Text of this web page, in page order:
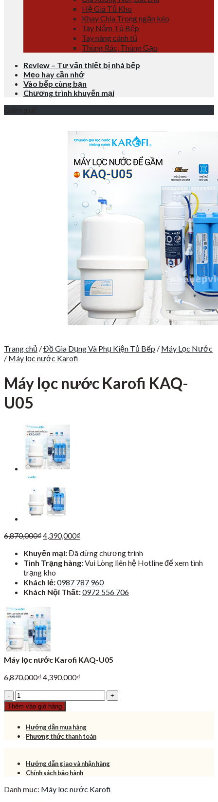
Hệ Giá Tủ Kho
Khay Chia Trong ngăn kéo
Tay Nắm Tủ Bếp
Tay nâng cánh tủ
Thùng Rác, Thùng Gạo
Review – Tư vấn thiết bị nhà bếp
Mẹo hay cần nhớ
Vào bếp cùng bạn
Chương trình khuyến mại
Trang chủ /Đồ Gia Dụng Và Phụ Kiện Tủ Bếp / Máy Lọc Nước
/ Máy lọc nước Karofi
Máy lọc nước Karofi KAQ-
U05
6,870,000₫Giá
là:
6,870,000₫.
4,390,000₫
tại
là:
Khuyến mại:Đã dừng chương trình
Tình Trạng hàng:Vui Lòng liên hệ Hotline để xem tình
trạng kho
Khách lẻ:0987 787 960
Khách Nội Thất:0972 556 706
Máy lọc nước Karofi KAQ-U05
6,870,000₫Giá
6,870,000₫.
4,390,000₫
Máy
lọc
nước
Karofi
KAQ-
U05
lượng
Thêm vào giỏ hàng
Hướng dẫn mua hàng
Phương thức thanh toán
Hướng dẫn giao và nhận hàng
Chính sách bảo hành
Danh mục: Máy lọc nước Karofi